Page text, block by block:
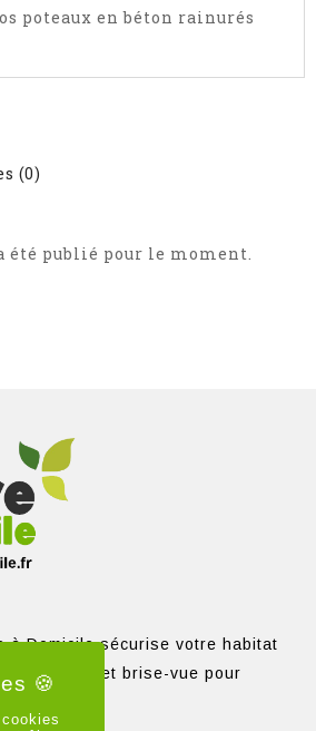
poteaux en béton rainurés
(0)
été publié pour le moment.
à Domicile sécurise votre habitat
grillages et brise-vue pour